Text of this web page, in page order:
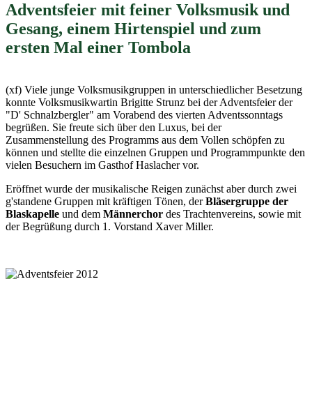
Adventsfeier mit feiner Volksmusik und
Gesang, einem Hirtenspiel und zum
ersten Mal einer Tombola
(xf) Viele junge Volksmusikgruppen in unterschiedlicher Besetzung
konnte Volksmusikwartin Brigitte Strunz bei der Adventsfeier der
"D' Schnalzbergler" am Vorabend des vierten Adventssonntags
begrüßen. Sie freute sich über den Luxus, bei der
Zusammenstellung des Programms aus dem Vollen schöpfen zu
können und stellte die einzelnen Gruppen und Programmpunkte den
vielen Besuchern im Gasthof Haslacher vor.
Eröffnet wurde der musikalische Reigen zunächst aber durch zwei
g'standene Gruppen mit kräftigen Tönen, derBläsergruppe der
Blaskapelle und dem Männerchor des Trachtenvereins, sowie mit
der Begrüßung durch 1. Vorstand Xaver Miller.